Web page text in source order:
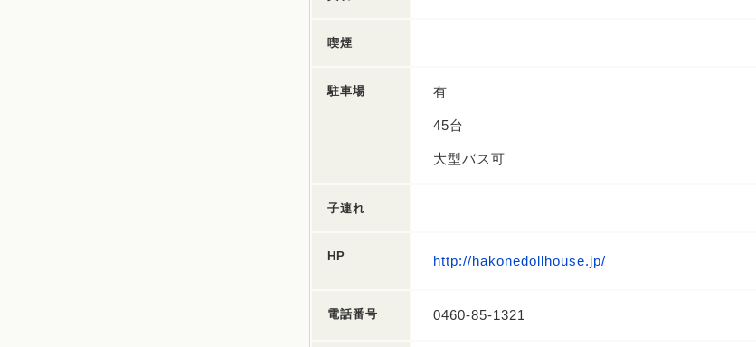
喫煙
駐車場 有
45台
大型バス可
子連れ
HP http://hakonedollhouse.jp/
電話番号 0460-85-1321